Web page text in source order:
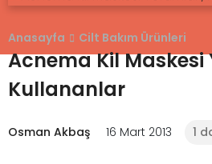
Anasayfa Cilt Bakım Ürünleri
Acnema Kil Maskesi
Kullananlar
Osman Akbaş 16 Mart 2013 1